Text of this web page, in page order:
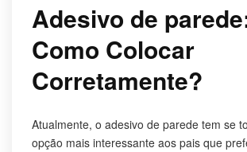
Adesivo de
Como Colocar
Corretamente?
Atualmente, o adesivo de parede tem se
opção mais interessante aos pais que